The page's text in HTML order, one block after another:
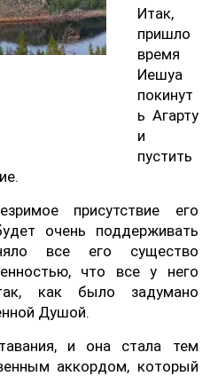
Итак,
пришло
время
Иешуа
покинут
ь Агарту
и
пустить
присутствие его
очень поддерживать
все его существо
что все у него
как было задумано
Душой.
и она стала тем
аккордом, который